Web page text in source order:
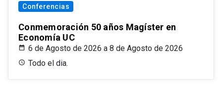
Conferencias
Conmemoración 50 años Magíster en
Economía UC
6 de Agosto de 2026 a 8 de Agosto de 2026
Todo el dia.